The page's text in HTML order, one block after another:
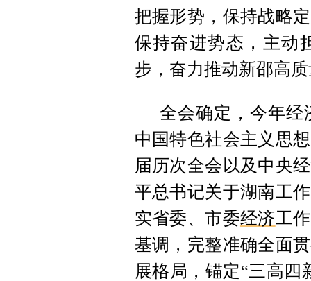
把握形势，保持战略
保持奋进势态，主动
步，奋力推动新邵高
全会确定，今年经
中国特色社会主义思
届历次全会以及中央
平总书记关于湖南工
实省委、市委经济工
基调，完整准确全面
展格局，锚定“三高四